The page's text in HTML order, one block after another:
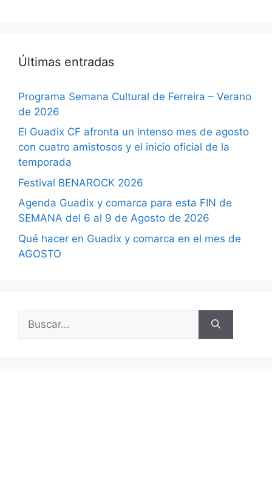
Últimas entradas
Programa Semana Cultural de Ferreira – Verano
de 2026
El Guadix CF afronta un intenso mes de agosto
con cuatro amistosos y el inicio oficial de la
temporada
Festival BENAROCK 2026
Agenda Guadix y comarca para esta FIN de
SEMANA del 6 al 9 de Agosto de 2026
Qué hacer en Guadix y comarca en el mes de
AGOSTO